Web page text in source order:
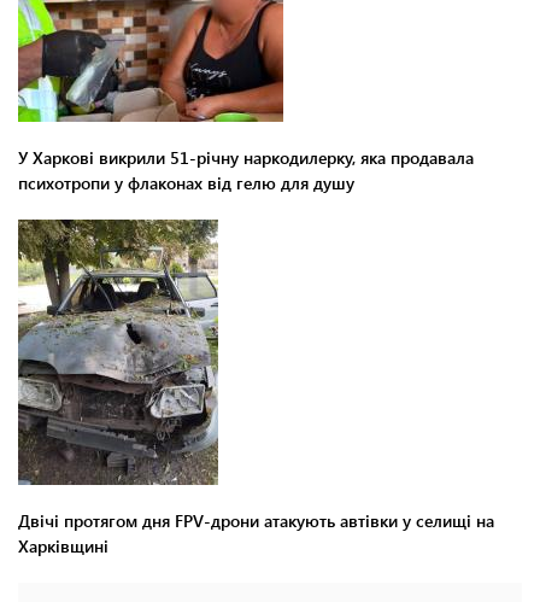
У Харкові викрили 51-річну наркодилерку, яка продавала
психотропи у флаконах від гелю для душу
Двічі протягом дня FPV-дрони атакують автівки у селищі на
Харківщині